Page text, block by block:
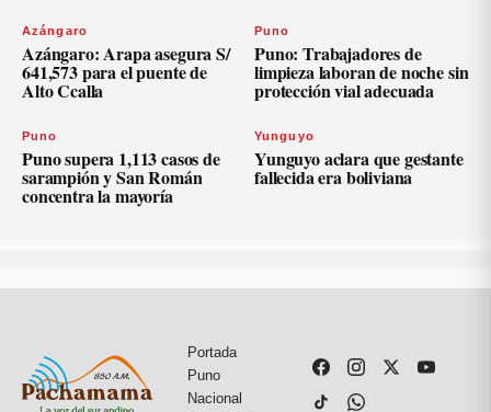
Azángaro
Azángaro: Arapa asegura S/
641,573 para el puente de
Alto Ccalla
Puno
Puno: Trabajadores de
limpieza laboran de noche sin
protección vial adecuada
Puno
Puno supera 1,113 casos de
sarampión y San Román
concentra la mayoría
Yunguyo
Yunguyo aclara que gestante
fallecida era boliviana
Portada
Puno
Nacional